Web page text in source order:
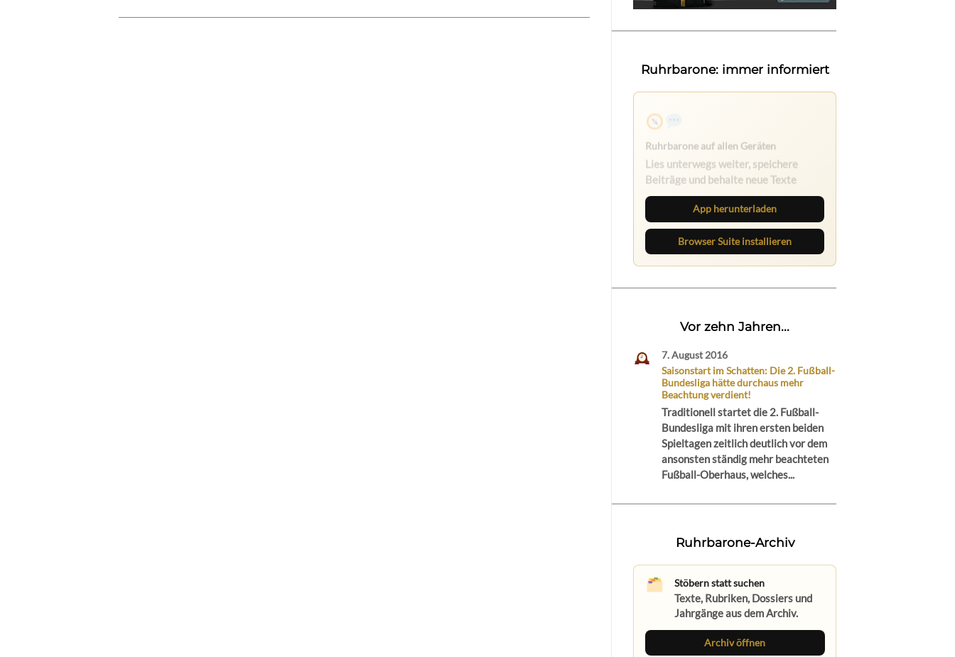
Ruhrbarone: immer informiert
Ruhrbarone auf allen Geräten
Lies unterwegs weiter, speichere
Beiträge und behalte neue Texte
direkt im Browser im Blick.
App herunterladen
Browser Suite installieren
Vor zehn Jahren...
7. August 2016
Saisonstart im Schatten: Die 2. Fußball-
Bundesliga hätte durchaus mehr
Beachtung verdient!
Traditionell startet die 2. Fußball-
Bundesliga mit ihren ersten beiden
Spieltagen zeitlich deutlich vor dem
ansonsten ständig mehr beachteten
Fußball-Oberhaus, welches...
Ruhrbarone-Archiv
Stöbern statt suchen
Texte, Rubriken, Dossiers und
Jahrgänge aus dem Archiv.
Archiv öffnen